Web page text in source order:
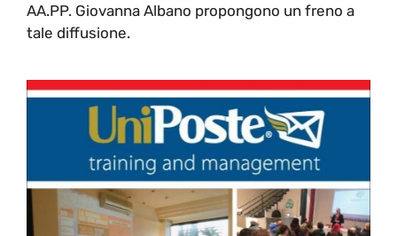
AA.PP. Giovanna Albano propongono un freno a
tale diffusione.